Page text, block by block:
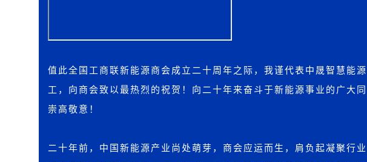
值此全国工商联新能源商会成立二十周年之际，我谨代表中晟智慧能
工，向商会致以最热烈的祝贺！向二十年来奋斗于新能源事业的广大
崇高敬意！
二十年前，中国新能源产业尚处萌芽，商会应运而生，肩负起凝聚行